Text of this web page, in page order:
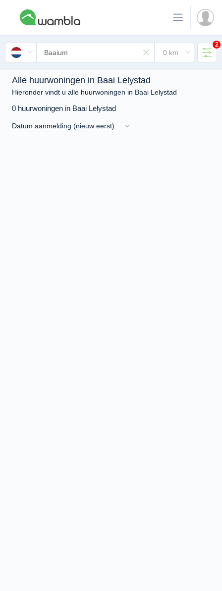
2
Alle huurwoningen in Baai Lelystad
Hieronder vindt u alle huurwoningen in Baai Lelystad
0 huurwoningen in Baai Lelystad